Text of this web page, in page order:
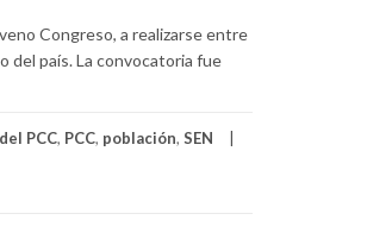
Congreso, a realizarse entre
del país. La convocatoria fue
PCC, PCC, población, SEN